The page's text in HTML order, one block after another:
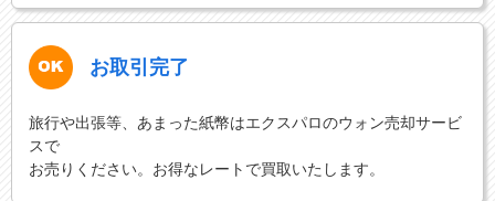
お取引完了
旅行や出張等、あまった紙幣はエクスパロのウォン売却サービ
スで
お売りください。お得なレートで買取いたします。